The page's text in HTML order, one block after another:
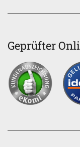
Geprüfter